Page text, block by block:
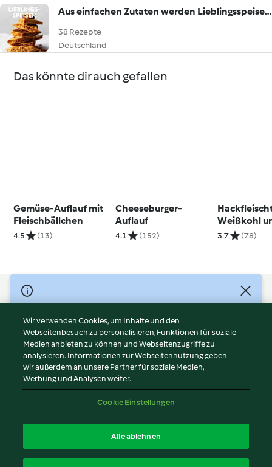
Aus einfachen Zutaten werden Lieblingsspeisen!
38 Rezepte
Deutschland
Das könnte dir auch gefallen
Gemüse-Auflauf mit
Fleischbällchen
4.5 (13)
Cheeseburger-
Auflauf
4.1 (152)
Weißkohl
3.7 (78)
© Copyright 2026
Nutzungsbedingungen
Datenschutzrichtlinien
Disclaimer
Impressum
Cookies
Abo kündigen
Erklärung zur Barrierefreiheit
Wir verwenden Cookies, um Inhalte und den
Webseitenbesuch zu personalisieren, Funktionen für soziale
Medien anbieten zu können und Webseitenzugriffe zu
analysieren. Informationen zur Webseitennutzung geben
wir außerdem an unsere Partner für soziale Medien,
Werbung und Analysen weiter.
Cookie Einstellungen
Alle ablehnen